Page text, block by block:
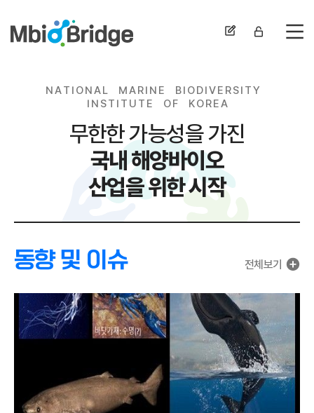
전
NA T I O NA L MA R I N E B I O D IV E R S I TY
I N S T I T U T E O F K O R EA
무한한 가능성을 가진
국내 해양바이오
산업을 위한 시작
동향 및 이슈 전체보기